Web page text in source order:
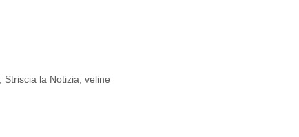
Striscia la Notizia ,veline